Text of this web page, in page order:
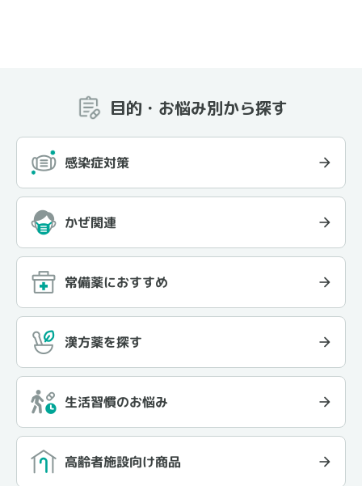
目的・お悩み別から探す
感染症対策
かぜ関連
常備薬におすすめ
漢方薬を探す
生活習慣のお悩み
高齢者施設向け商品